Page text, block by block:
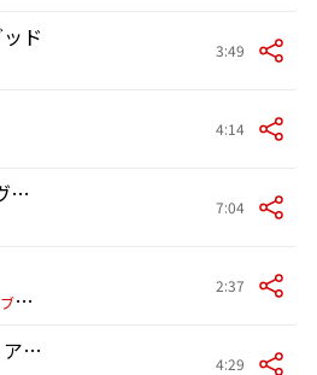
ド 3:49
4:14
Wake Me Up (アヴィーチー・バイ・アヴィーチー) 7:04
ア
ヴィーチー/アロー・ブラック
2:37
ウェイク・ミー・アップ 4:29